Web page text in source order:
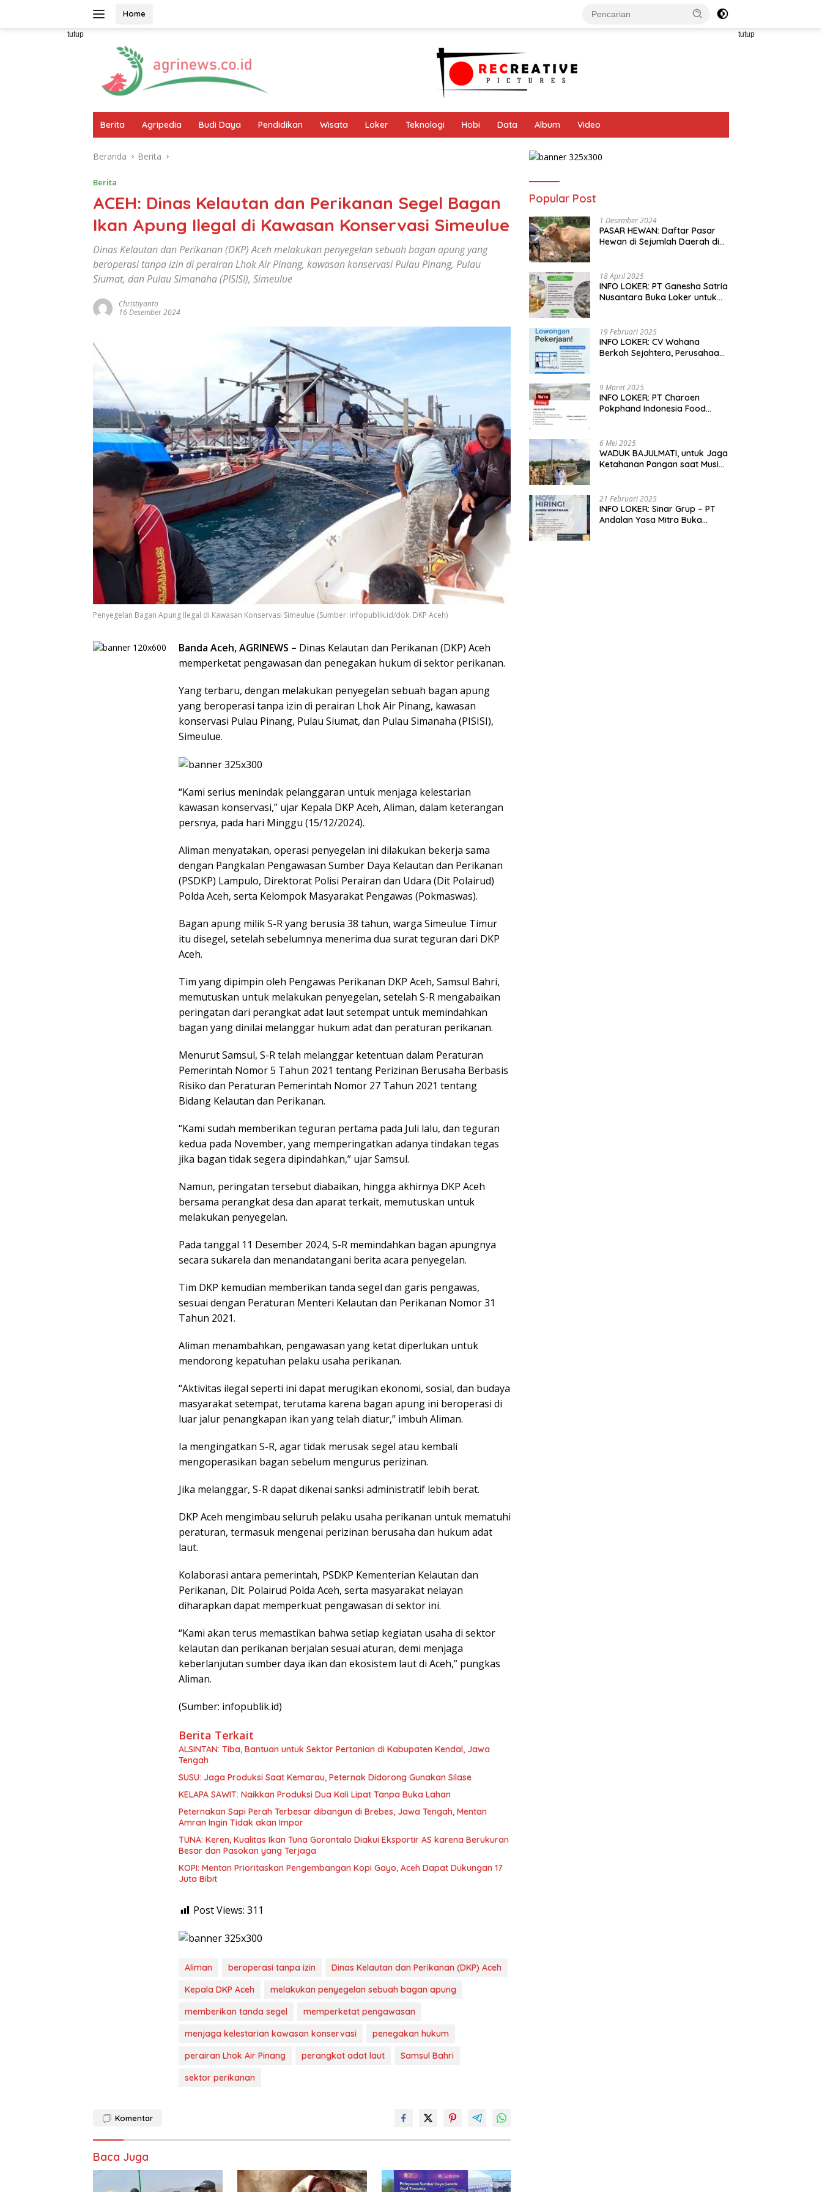
Home
tutup tutup
Berita Agripedia Budi Daya Pendidikan Wisata Loker Teknologi Hobi Data Album Video
Beranda Berita
Berita
ACEH: Dinas Kelautan dan Perikanan Segel Bagan
Ikan Apung Ilegal di Kawasan Konservasi Simeulue
Dinas Kelautan dan Perikanan (DKP) Aceh melakukan penyegelan sebuah bagan apung yang
beroperasi tanpa izin di perairan Lhok Air Pinang, kawasan konservasi Pulau Pinang, Pulau
Siumat, dan Pulau Simanaha (PISISI), Simeulue
Christiyanto
16 Desember 2024
Penyegelan Bagan Apung Ilegal di Kawasan Konservasi Simeulue (Sumber: infopublik.id/dok. DKP Aceh)
Banda Aceh, AGRINEWS – Dinas Kelautan dan Perikanan (DKP) Aceh
memperketat pengawasan dan penegakan hukum di sektor perikanan.
Yang terbaru, dengan melakukan penyegelan sebuah bagan apung
yang beroperasi tanpa izin di perairan Lhok Air Pinang, kawasan
konservasi Pulau Pinang, Pulau Siumat, dan Pulau Simanaha (PISISI),
Simeulue.
“Kami serius menindak pelanggaran untuk menjaga kelestarian
kawasan konservasi,” ujar Kepala DKP Aceh, Aliman, dalam keterangan
persnya, pada hari Minggu (15/12/2024).
Aliman menyatakan, operasi penyegelan ini dilakukan bekerja sama
dengan Pangkalan Pengawasan Sumber Daya Kelautan dan Perikanan
(PSDKP) Lampulo, Direktorat Polisi Perairan dan Udara (Dit Polairud)
Polda Aceh, serta Kelompok Masyarakat Pengawas (Pokmaswas).
Bagan apung milik S-R yang berusia 38 tahun, warga Simeulue Timur
itu disegel, setelah sebelumnya menerima dua surat teguran dari DKP
Aceh.
Tim yang dipimpin oleh Pengawas Perikanan DKP Aceh, Samsul Bahri,
memutuskan untuk melakukan penyegelan, setelah S-R mengabaikan
peringatan dari perangkat adat laut setempat untuk memindahkan
bagan yang dinilai melanggar hukum adat dan peraturan perikanan.
Menurut Samsul, S-R telah melanggar ketentuan dalam Peraturan
Pemerintah Nomor 5 Tahun 2021 tentang Perizinan Berusaha Berbasis
Risiko dan Peraturan Pemerintah Nomor 27 Tahun 2021 tentang
Bidang Kelautan dan Perikanan.
“Kami sudah memberikan teguran pertama pada Juli lalu, dan teguran
kedua pada November, yang memperingatkan adanya tindakan tegas
jika bagan tidak segera dipindahkan,” ujar Samsul.
Namun, peringatan tersebut diabaikan, hingga akhirnya DKP Aceh
bersama perangkat desa dan aparat terkait, memutuskan untuk
melakukan penyegelan.
Pada tanggal 11 Desember 2024, S-R memindahkan bagan apungnya
secara sukarela dan menandatangani berita acara penyegelan.
Tim DKP kemudian memberikan tanda segel dan garis pengawas,
sesuai dengan Peraturan Menteri Kelautan dan Perikanan Nomor 31
Tahun 2021.
Aliman menambahkan, pengawasan yang ketat diperlukan untuk
mendorong kepatuhan pelaku usaha perikanan.
“Aktivitas ilegal seperti ini dapat merugikan ekonomi, sosial, dan budaya
masyarakat setempat, terutama karena bagan apung ini beroperasi di
luar jalur penangkapan ikan yang telah diatur,” imbuh Aliman.
Ia mengingatkan S-R, agar tidak merusak segel atau kembali
mengoperasikan bagan sebelum mengurus perizinan.
Jika melanggar, S-R dapat dikenai sanksi administratif lebih berat.
DKP Aceh mengimbau seluruh pelaku usaha perikanan untuk mematuhi
peraturan, termasuk mengenai perizinan berusaha dan hukum adat
laut.
Kolaborasi antara pemerintah, PSDKP Kementerian Kelautan dan
Perikanan, Dit. Polairud Polda Aceh, serta masyarakat nelayan
diharapkan dapat memperkuat pengawasan di sektor ini.
“Kami akan terus memastikan bahwa setiap kegiatan usaha di sektor
kelautan dan perikanan berjalan sesuai aturan, demi menjaga
keberlanjutan sumber daya ikan dan ekosistem laut di Aceh,” pungkas
Aliman.
(Sumber: infopublik.id)
Berita Terkait
ALSINTAN: Tiba, Bantuan untuk Sektor Pertanian di Kabupaten Kendal, Jawa
Tengah
SUSU: Jaga Produksi Saat Kemarau, Peternak Didorong Gunakan Silase
KELAPA SAWIT: Naikkan Produksi Dua Kali Lipat Tanpa Buka Lahan
Peternakan Sapi Perah Terbesar dibangun di Brebes, Jawa Tengah, Mentan
Amran Ingin Tidak akan Impor
TUNA: Keren, Kualitas Ikan Tuna Gorontalo Diakui Eksportir AS karena Berukuran
Besar dan Pasokan yang Terjaga
KOPI: Mentan Prioritaskan Pengembangan Kopi Gayo, Aceh Dapat Dukungan 17
Juta Bibit
Post Views: 311
Aliman beroperasi tanpa izin
Dinas Kelautan dan Perikanan (DKP) Aceh
Kepala DKP Aceh
melakukan penyegelan sebuah bagan apung
memberikan tanda segel
memperketat pengawasan
menjaga kelestarian kawasan konservasi
penegakan hukum
perairan Lhok Air Pinang
perangkat adat laut
Samsul Bahri
sektor perikanan
Komentar
Baca Juga
Popular Post
1 Desember 2024
PASAR HEWAN: Daftar Pasar
Hewan di Sejumlah Daerah di
18 April 2025
INFO LOKER: PT Ganesha Satria
Nusantara Buka Loker untuk
19 Februari 2025
INFO LOKER: CV Wahana
Berkah Sejahtera, Perusahaan
9 Maret 2025
INFO LOKER: PT Charoen
Pokphand Indonesia Food
6 Mei 2025
WADUK BAJULMATI, untuk Jaga
Ketahanan Pangan saat Musim
21 Februari 2025
INFO LOKER: Sinar Grup – PT
Andalan Yasa Mitra Buka